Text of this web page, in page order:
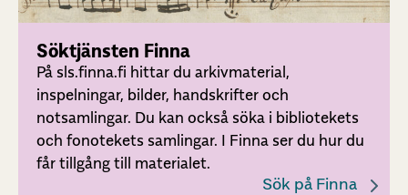
Söktjänsten Finna
På sls.finna.fi hittar du arkivmaterial,
inspelningar, bilder, handskrifter och
notsamlingar. Du kan också söka i bibliotekets
och fonotekets samlingar. I Finna ser du hur du
får tillgång till materialet.
Sök på Finna